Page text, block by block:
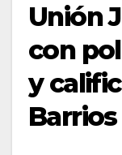
Unión
con
y